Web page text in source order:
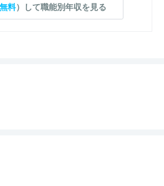
無料）して職能別年収を見る